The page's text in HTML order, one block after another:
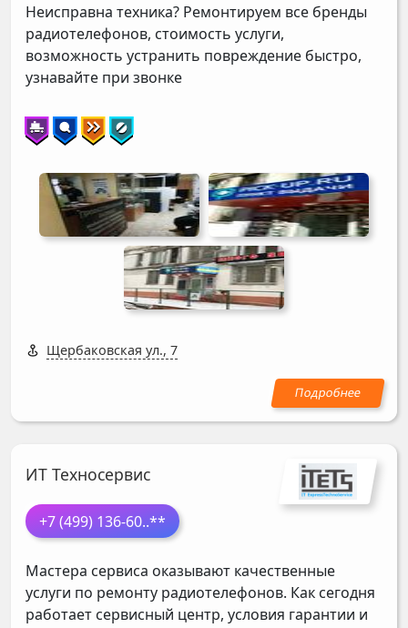
Неисправна техника? Ремонтируем все бренды
радиотелефонов, стоимость услуги,
возможность устранить повреждение быстро,
узнавайте при звонке
Щербаковская ул., 7
ИТ Техносервис
+7 (499) 136-60..**
Мастера сервиса оказывают качественные
услуги по ремонту радиотелефонов. Как сегодня
работает сервисный центр, условия гарантии и